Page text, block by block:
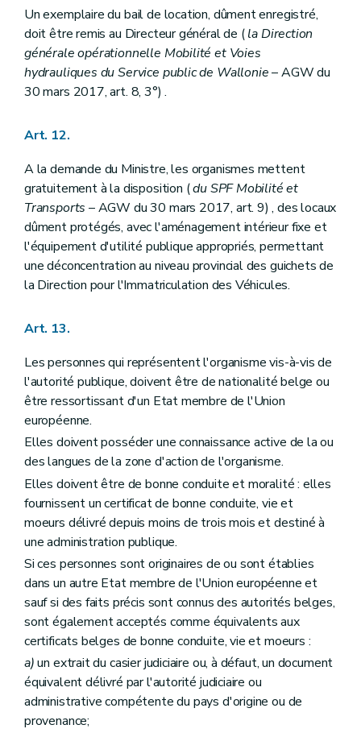
Un exemplaire du bail de location, dûment enregistré,
doit être remis au Directeur général de (la Direction
générale opérationnelle Mobilité et Voies
hydrauliques du Service public de Wallonie– AGW du
30 mars 2017, art. 8, 3°) .
Art. 12.
A la demande du Ministre, les organismes mettent
gratuitement à la disposition (du SPF Mobilité et
Transports – AGW du 30 mars 2017, art. 9) , des locaux
dûment protégés, avec l'aménagement intérieur fixe et
l'équipement d'utilité publique appropriés, permettant
une déconcentration au niveau provincial des guichets de
la Direction pour l'Immatriculation des Véhicules.
Art. 13.
Les personnes qui représentent l'organisme vis-à-vis de
l'autorité publique, doivent être de nationalité belge ou
être ressortissant d'un Etat membre de l'Union
européenne.
Elles doivent posséder une connaissance active de la ou
des langues de la zone d'action de l'organisme.
Elles doivent être de bonne conduite et moralité : elles
fournissent un certificat de bonne conduite, vie et
moeurs délivré depuis moins de trois mois et destiné à
une administration publique.
Si ces personnes sont originaires de ou sont établies
dans un autre Etat membre de l'Union européenne et
sauf si des faits précis sont connus des autorités belges,
sont également acceptés comme équivalents aux
certificats belges de bonne conduite, vie et moeurs :
a)un extrait du casier judiciaire ou, à défaut, un document
équivalent délivré par l'autorité judiciaire ou
administrative compétente du pays d'origine ou de
provenance;